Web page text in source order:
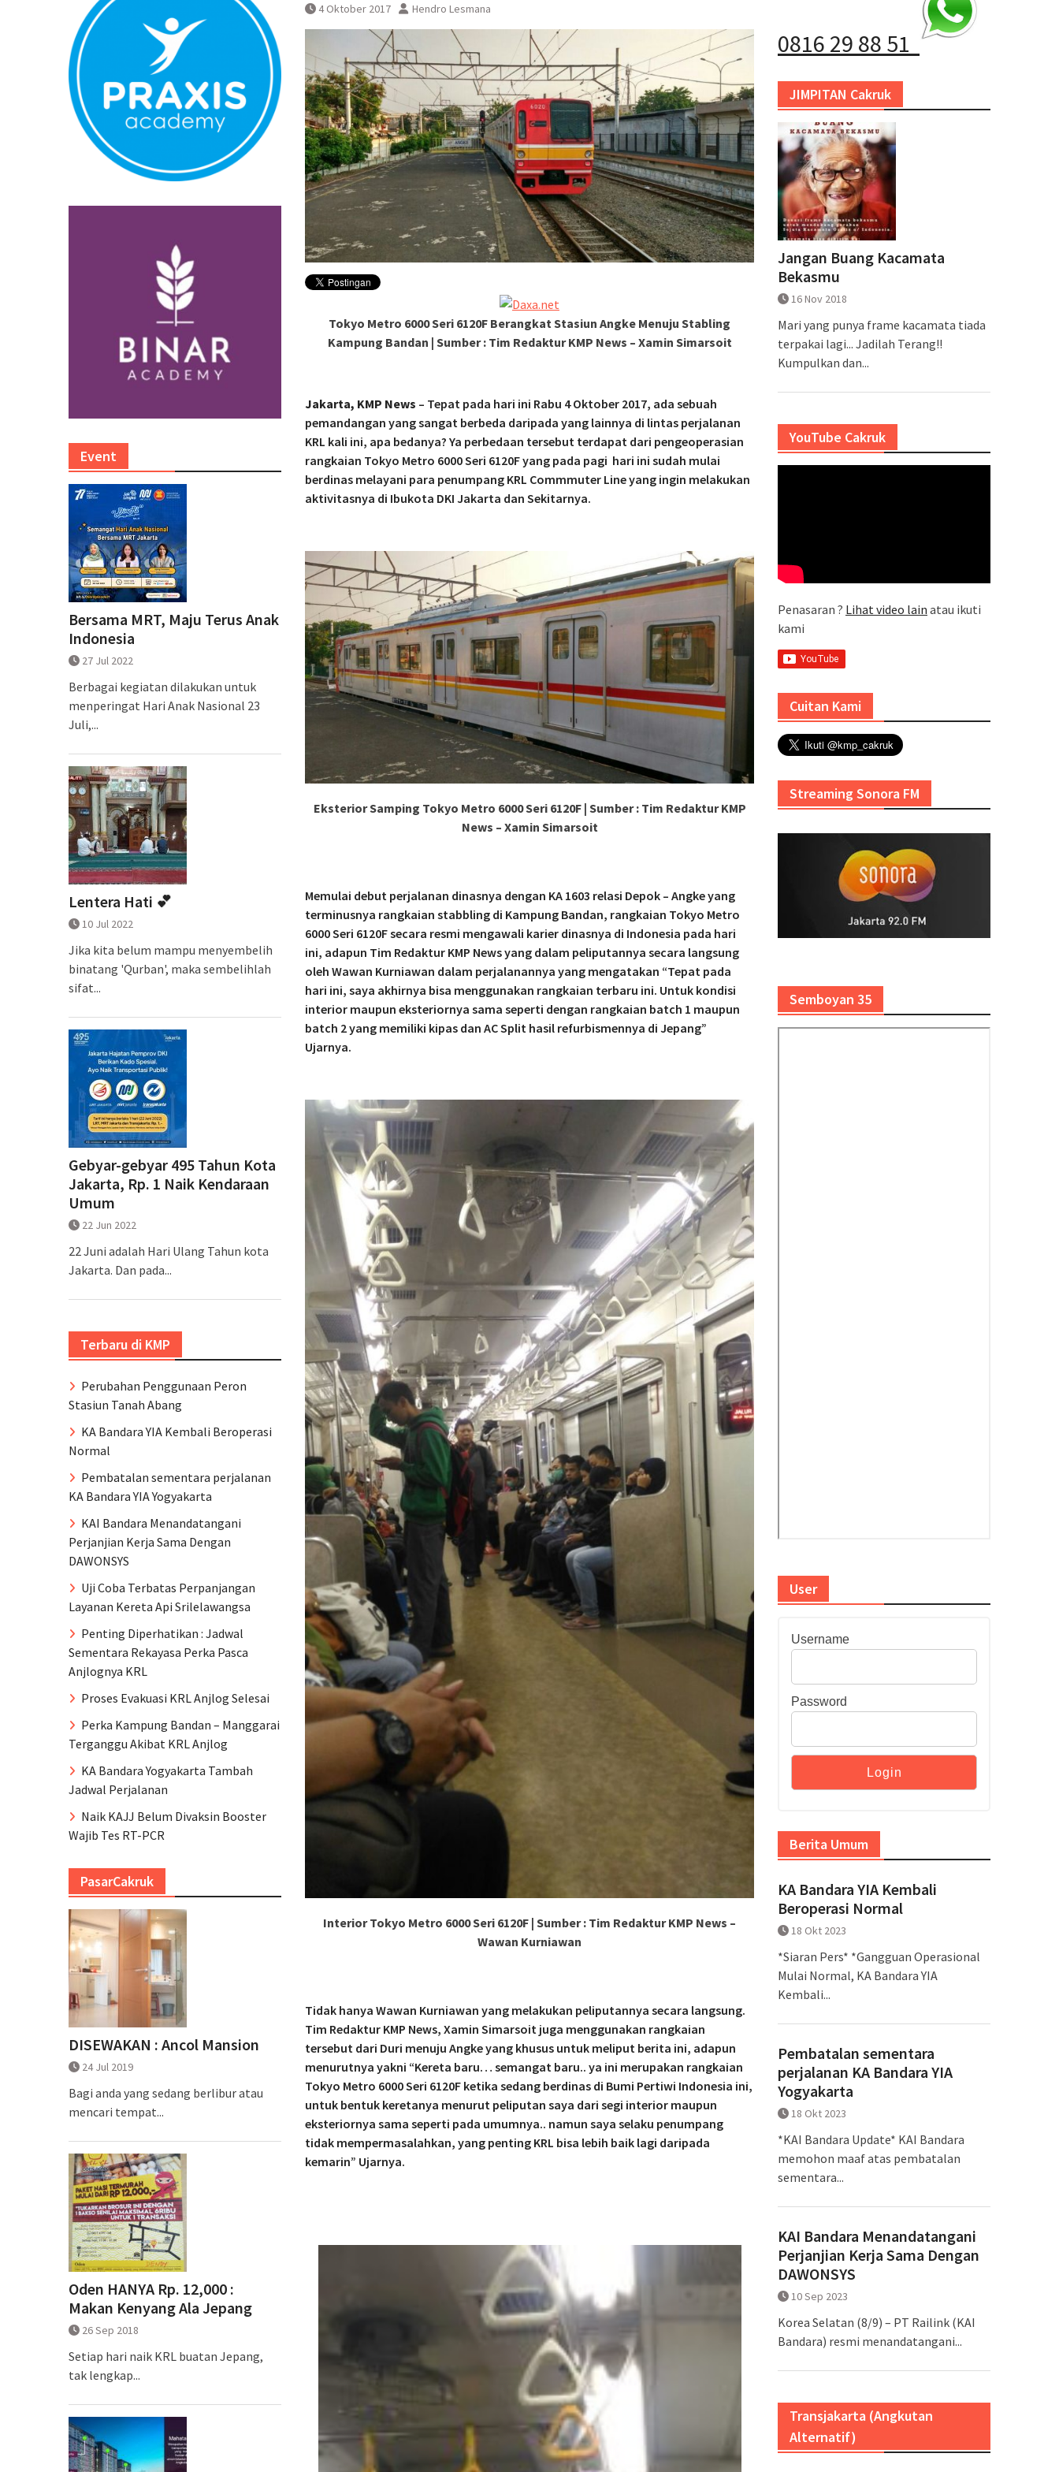
Bandara YIA Yogyakarta
4 Oktober 2017 Hendro Lesmana
Tokyo Metro 6000 Seri 6120F Berangkat Stasiun Angke Menuju Stabling
Kampung Bandan | Sumber : Tim Redaktur KMP News – Xamin Simarsoit
Jakarta, KMP News – Tepat pada hari ini Rabu 4 Oktober 2017, ada sebuah
pemandangan yang sangat berbeda daripada yang lainnya di lintas perjalanan
KRL kali ini, apa bedanya? Ya perbedaan tersebut terdapat dari pengeoperasian
rangkaian Tokyo Metro 6000 Seri 6120F yang pada pagi hari ini sudah mulai
berdinas melayani para penumpang KRL Commmuter Line yang ingin melakukan
aktivitasnya di Ibukota DKI Jakarta dan Sekitarnya.
Eksterior Samping Tokyo Metro 6000 Seri 6120F | Sumber : Tim Redaktur KMP
News – Xamin Simarsoit
Memulai debut perjalanan dinasnya dengan KA 1603 relasi Depok – Angke yang
terminusnya rangkaian stabbling di Kampung Bandan, rangkaian Tokyo Metro
6000 Seri 6120F secara resmi mengawali karier dinasnya di Indonesia pada hari
ini, adapun Tim Redaktur KMP News yang dalam peliputannya secara langsung
oleh Wawan Kurniawan dalam perjalanannya yang mengatakan “Tepat pada
hari ini, saya akhirnya bisa menggunakan rangkaian terbaru ini. Untuk kondisi
interior maupun eksteriornya sama seperti dengan rangkaian batch 1 maupun
batch 2 yang memiliki kipas dan AC Split hasil refurbismennya di Jepang”
Ujarnya.
Interior Tokyo Metro 6000 Seri 6120F | Sumber : Tim Redaktur KMP News –
Wawan Kurniawan
Tidak hanya Wawan Kurniawan yang melakukan peliputannya secara langsung.
Tim Redaktur KMP News, Xamin Simarsoit juga menggunakan rangkaian
tersebut dari Duri menuju Angke yang khusus untuk meliput berita ini, adapun
menurutnya yakni “Kereta baru… semangat baru.. ya ini merupakan rangkaian
Tokyo Metro 6000 Seri 6120F ketika sedang berdinas di Bumi Pertiwi Indonesia ini,
untuk bentuk keretanya menurut peliputan saya dari segi interior maupun
eksteriornya sama seperti pada umumnya.. namun saya selaku penumpang
tidak mempermasalahkan, yang penting KRL bisa lebih baik lagi daripada
kemarin” Ujarnya.
0816 29 88 51
JIMPITAN Cakruk
Jangan Buang Kacamata
Bekasmu
16 Nov 2018
Mari yang punya frame kacamata tiada
terpakai lagi... Jadilah Terang!!
Kumpulkan dan...
YouTube Cakruk
Penasaran ? Lihat video lain atau ikuti
kami
Cuitan Kami
Streaming Sonora FM
Semboyan 35
User
Username
Password
Berita Umum
KA Bandara YIA Kembali
Beroperasi Normal
18 Okt 2023
*Siaran Pers* *Gangguan Operasional
Mulai Normal, KA Bandara YIA
Kembali...
Pembatalan sementara
perjalanan KA Bandara YIA
Yogyakarta
18 Okt 2023
*KAI Bandara Update* KAI Bandara
memohon maaf atas pembatalan
sementara...
KAI Bandara Menandatangani
Perjanjian Kerja Sama Dengan
DAWONSYS
10 Sep 2023
Korea Selatan (8/9) – PT Railink (KAI
Bandara) resmi menandatangani...
Transjakarta (Angkutan
Alternatif)
Event
Bersama MRT, Maju Terus Anak
Indonesia
27 Jul 2022
Berbagai kegiatan dilakukan untuk
menperingat Hari Anak Nasional 23
Juli,...
Lentera Hati 💕
10 Jul 2022
Jika kita belum mampu menyembelih
binatang 'Qurban', maka sembelihlah
sifat...
Gebyar-gebyar 495 Tahun Kota
Jakarta, Rp. 1 Naik Kendaraan
Umum
22 Jun 2022
22 Juni adalah Hari Ulang Tahun kota
Jakarta. Dan pada...
Terbaru di KMP
Perubahan Penggunaan Peron
Stasiun Tanah Abang
KA Bandara YIA Kembali Beroperasi
Normal
Pembatalan sementara perjalanan
KA Bandara YIA Yogyakarta
KAI Bandara Menandatangani
Perjanjian Kerja Sama Dengan
DAWONSYS
Uji Coba Terbatas Perpanjangan
Layanan Kereta Api Srilelawangsa
Penting Diperhatikan : Jadwal
Sementara Rekayasa Perka Pasca
Anjlognya KRL
Proses Evakuasi KRL Anjlog Selesai
Perka Kampung Bandan – Manggarai
Terganggu Akibat KRL Anjlog
KA Bandara Yogyakarta Tambah
Jadwal Perjalanan
Naik KAJJ Belum Divaksin Booster
Wajib Tes RT-PCR
PasarCakruk
DISEWAKAN : Ancol Mansion
24 Jul 2019
Bagi anda yang sedang berlibur atau
mencari tempat...
Oden HANYA Rp. 12,000 :
Makan Kenyang Ala Jepang
26 Sep 2018
Setiap hari naik KRL buatan Jepang,
tak lengkap...